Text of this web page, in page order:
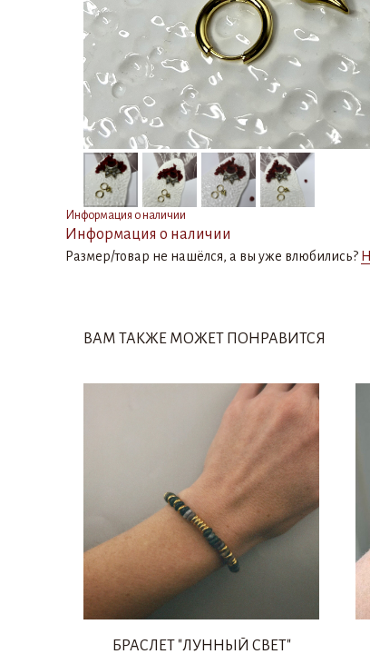
Информация о наличии
Информация о наличии
Размер/товар не нашёлся, а вы уже влюбились?
ВАМ ТАКЖЕ МОЖЕТ ПОНРАВИТСЯ
БРАСЛЕТ "ЛУННЫЙ СВЕТ"